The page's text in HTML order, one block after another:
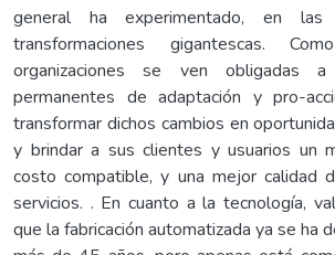
general ha experimentado, en las
transformaciones gigantescas.
organizaciones se ven obligadas a
permanentes de adaptación y pro-
transformar dichos cambios en
y brindar a sus clientes y usuarios un
costo compatible, y una mejor calidad
servicios. . En cuanto a la tecnología,
que la fabricación automatizada ya se ha